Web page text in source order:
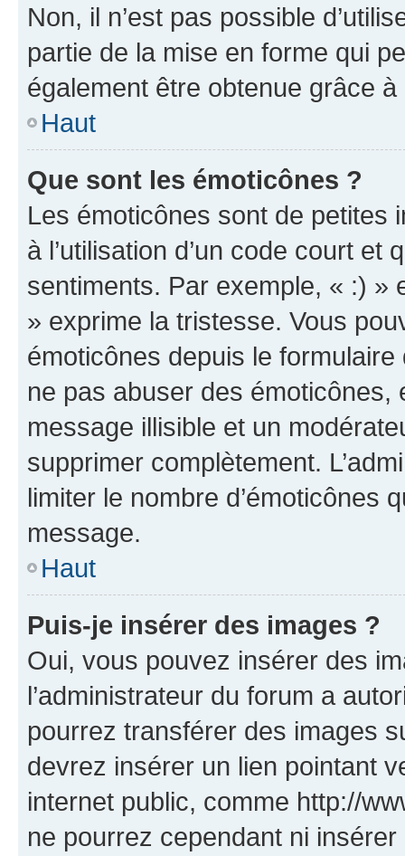
Non, il n’est pas possible
partie de la mise en forme qui
également être obtenue grâce à
Haut
Que sont les émoticônes ?
Les émoticônes sont de petites
à l’utilisation d’un code court et
sentiments. Par exemple, « :) »
» exprime la tristesse. Vous
émoticônes depuis le
ne pas abuser des
message illisible et un
supprimer complètement.
limiter le nombre d’émoticônes
message.
Haut
Puis-je insérer des images ?
Oui, vous pouvez insérer des
l’administrateur du forum a
pourrez transférer des images
devrez insérer un lien pointant
internet public, comme http://
ne pourrez cependant ni